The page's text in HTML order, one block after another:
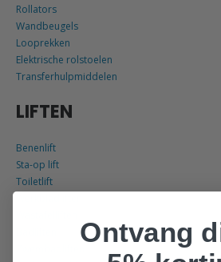
Rollators
Wandbeugels
Looprekken
Elektrische rolstoelen
Transferhulpmiddelen
LIFTEN
Benenlift
Sta-op lift
Toiletlift
Ontvang